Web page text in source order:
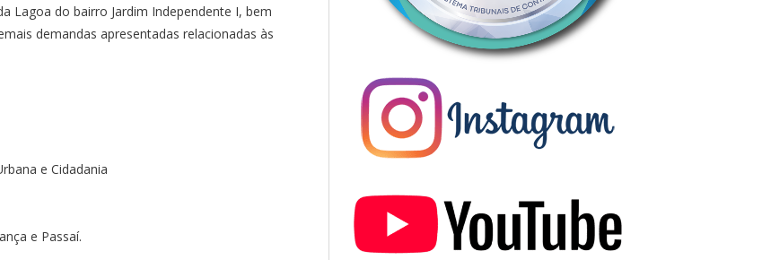
Lagoa do bairro Jardim Independente I, bem
demandas apresentadas relacionadas às
e Cidadania
e Passaí.